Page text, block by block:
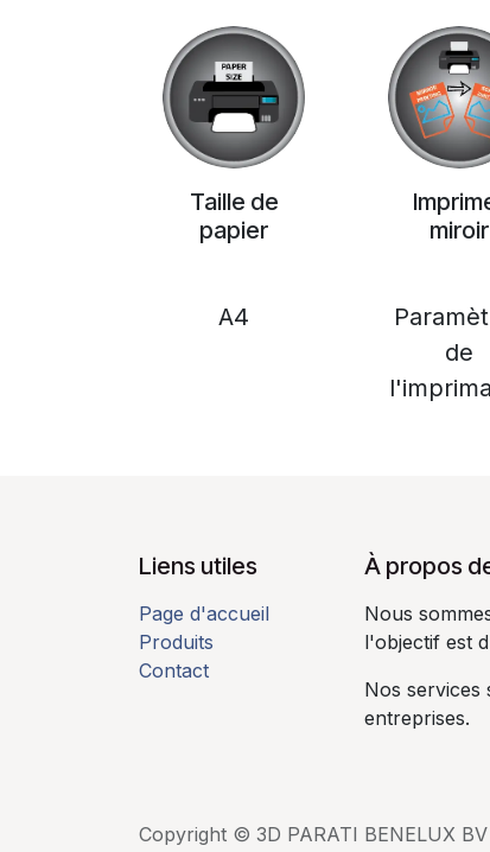
Taille de
papier
A4
miroir
de
Liens utiles
Page d'accueil
Produits
Contact
À propos
Nous
l'objectif est
Nos services
entreprises.​
Copyright © 3D PARATI BENELUX BV